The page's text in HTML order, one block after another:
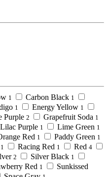
1 Carbon Black 1
1 Energy Yellow 1
Purple 2 Grapefruit Soda 1
Lilac Purple 1 Lime Green 1
Red 1 Paddy Green 1
1 Racing Red 1 Red 4
2 Silver Black 1
Red 1
Sunkissed